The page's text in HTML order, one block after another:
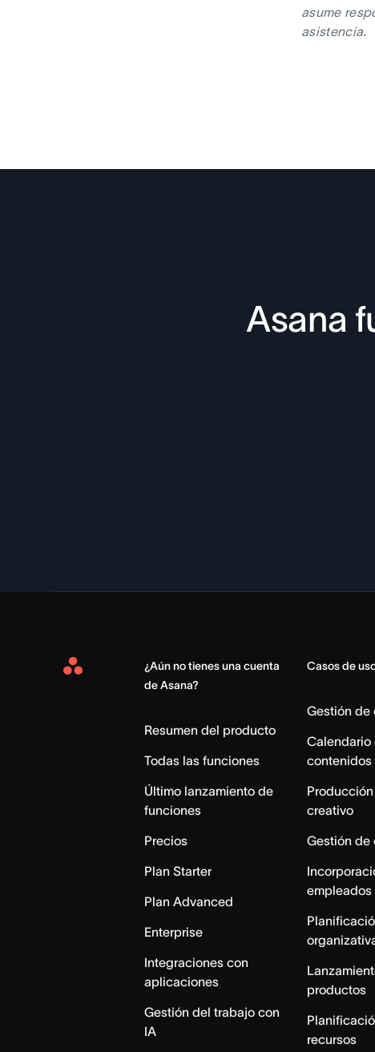
asume
asistencia.
Asana
Asana
¿Aún no tienes una cuenta
de Asana?
Resumen del producto
Todas las funciones
Último lanzamiento de
funciones
Precios
Plan Starter
Plan Advanced
Enterprise
Integraciones con
aplicaciones
Gestión del trabajo con
IA
Casos de
Gestión de
Calendario
contenidos
creativo
Gestión de
empleados
productos
recursos